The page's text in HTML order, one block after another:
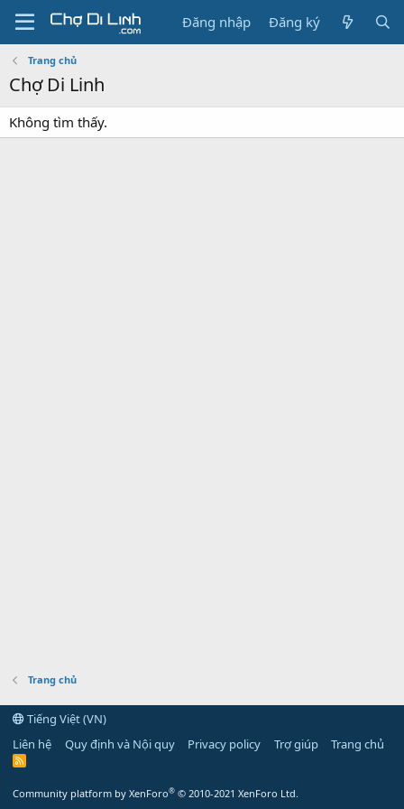
Đăng nhập Đăng ký
Trang chủ
Chợ Di Linh
Không tìm thấy.
Trang chủ
Tiếng Việt (VN)
Liên hệ
Quy định và Nội quy Privacy policy Trợ giúp Trang chủ
R
Community platform by XenForo® © 2010-2021 XenForo Ltd.